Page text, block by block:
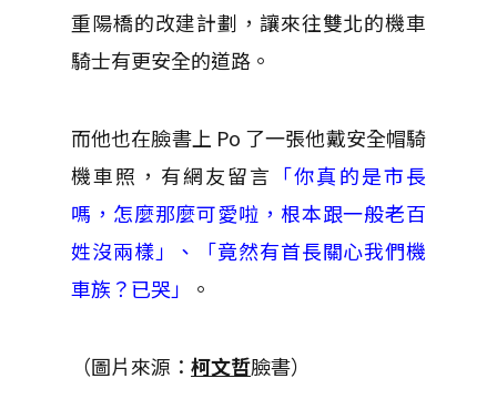
重陽橋的改建計劃，讓來往雙北的機車
騎士有更安全的道路。
而他也在臉書上 Po 了一張他戴安全帽騎
機車照，有網友留言 「你真的是市長
嗎，怎麼那麼可愛啦，根本跟一般老百
姓沒兩樣」、「竟然有首長關心我們機
車族？已哭」
。
（圖片來源： 柯文哲臉書）